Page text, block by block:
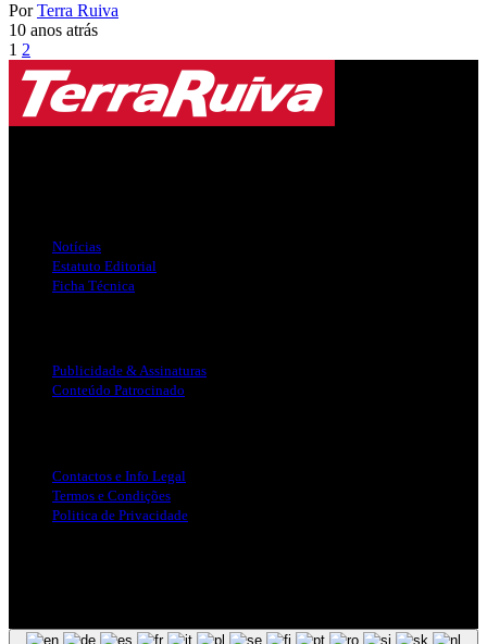
Por Terra Ruiva
10 anos atrás
1 2
Notícias
Estatuto Editorial
Ficha Técnica
Publicidade & Assinaturas
Conteúdo Patrocinado
Contactos e Info Legal
Termos e Condições
Politica de Privacidade